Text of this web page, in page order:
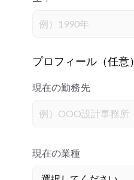
プロフィール（任意）
現在の勤務先
現在の業種